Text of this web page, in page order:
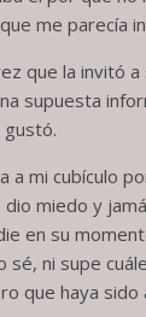
me parecía
que la invitó a
supuesta
gustó.
a mi cubículo
miedo y
en su
sé, ni supe
que haya sido